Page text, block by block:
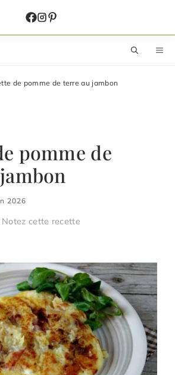
de pomme de terre au jambon
pomme de
2026
Notez cette recette